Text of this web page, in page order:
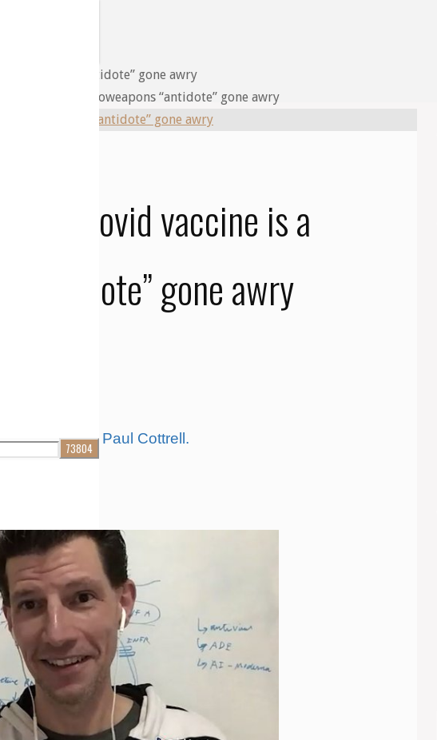
a government bioweapons “antidote” gone awry
The covid vaccine is a
“antidote” gone awry
with Dr. Paul Cottrell.